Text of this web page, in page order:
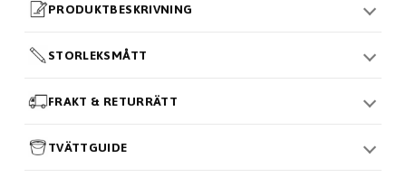
PRODUKTBESKRIVNING
STORLEKSMÅTT
FRAKT & RETURRÄTT
TVÄTTGUIDE